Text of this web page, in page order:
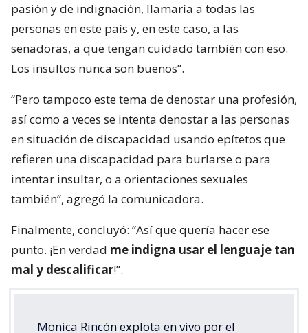
pasión y de indignación, llamaría a todas las
personas en este país y, en este caso, a las
senadoras, a que tengan cuidado también con eso.
Los insultos nunca son buenos”.
“Pero tampoco este tema de denostar una profesión,
así como a veces se intenta denostar a las personas
en situación de discapacidad usando epítetos que
refieren una discapacidad para burlarse o para
intentar insultar, o a orientaciones sexuales
también”, agregó la comunicadora.
Finalmente, concluyó: “Así que quería hacer ese
punto. ¡En verdad me indigna usar el lenguaje tan
mal y descalificar!”.
Monica Rincón explota en vivo por el